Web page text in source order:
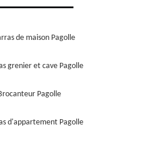
de maison Pagolle
grenier et cave Pagolle
Pagolle
d'appartement Pagolle